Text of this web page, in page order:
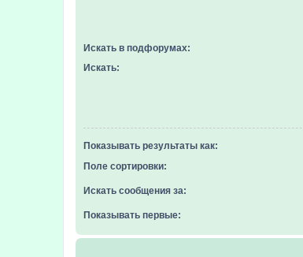
Искать в подфорумах:
Искать:
Показывать результаты как:
Поле сортировки:
Искать сообщения за:
Показывать первые: